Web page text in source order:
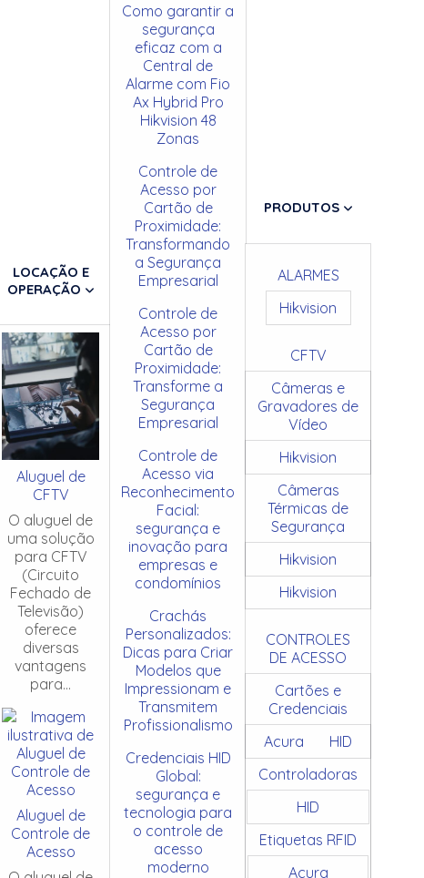
LOCAÇÃO E
OPERAÇÃO
Aluguel de
CFTV
O aluguel de
uma solução
para CFTV
(Circuito
Fechado de
Televisão)
oferece
diversas
vantagens
para...
Aluguel de
Controle de
Acesso
Como garantir a
segurança
eficaz com a
Central de
Alarme com Fio
Ax Hybrid Pro
Hikvision 48
Zonas
Controle de
Acesso por
Cartão de
Proximidade:
Transformando
a Segurança
Empresarial
Controle de
Acesso por
Cartão de
Proximidade:
Transforme a
Segurança
Empresarial
Controle de
Acesso via
Reconhecimento
Facial:
segurança e
inovação para
empresas e
condomínios
Crachás
Personalizados:
Dicas para Criar
Modelos que
Impressionam e
Transmitem
Profissionalismo
Credenciais HID
Global:
segurança e
tecnologia para
o controle de
acesso
moderno
PRODUTOS
ALARMES
Hikvision
CFTV
Câmeras e
Gravadores de
Vídeo
Hikvision
Câmeras
Térmicas de
Segurança
Hikvision
Hikvision
CONTROLES
DE ACESSO
Cartões e
Credenciais
Acura
HID
Controladoras
HID
Etiquetas RFID
Acura